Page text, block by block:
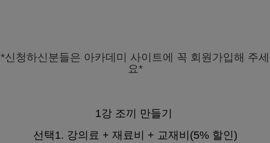
*신청하신분들은 아카데미 사이트에 꼭 회원가입해 주세
요*
1강 조끼 만들기
선택1. 강의료 + 재료비 + 교재비(5% 할인)